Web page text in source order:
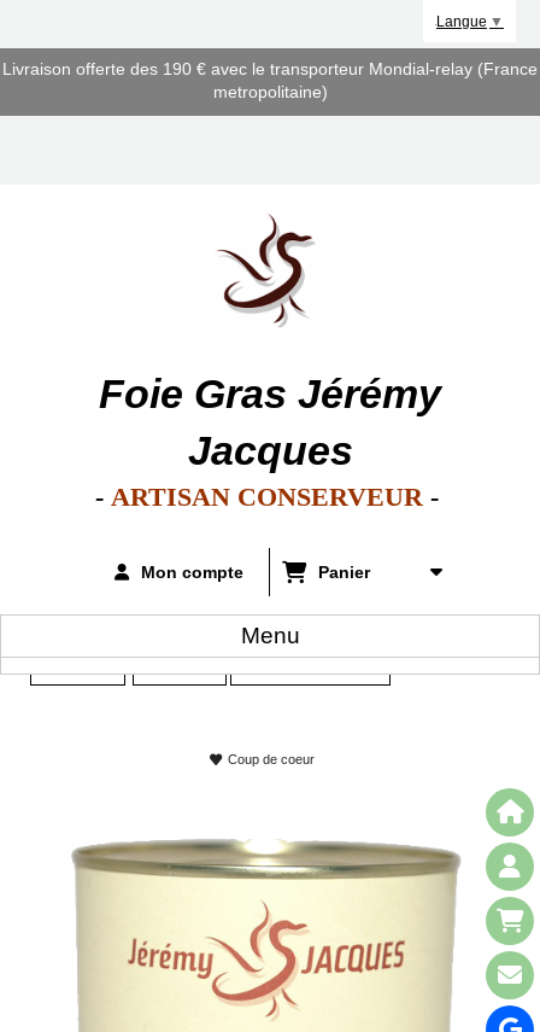
Livraison offerte des 190 € avec le transporteur Mondial-relay (France
metropolitaine)
Foie Gras Jérémy
Jacques
- ARTISAN CONSERVEUR-
Mon compte Panier
Menu
Coup de coeur
Langue ▼